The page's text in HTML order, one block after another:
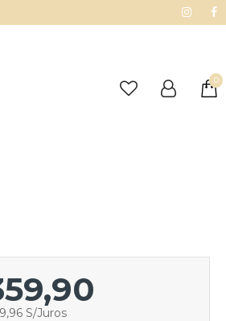
0
S/Juros